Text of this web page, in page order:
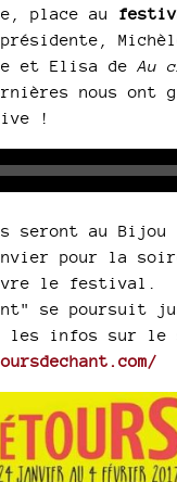
place au
et Elisa deAu
nous ont
!
seront au Bijou
pour la
le festival.
se poursuit
les infos sur le